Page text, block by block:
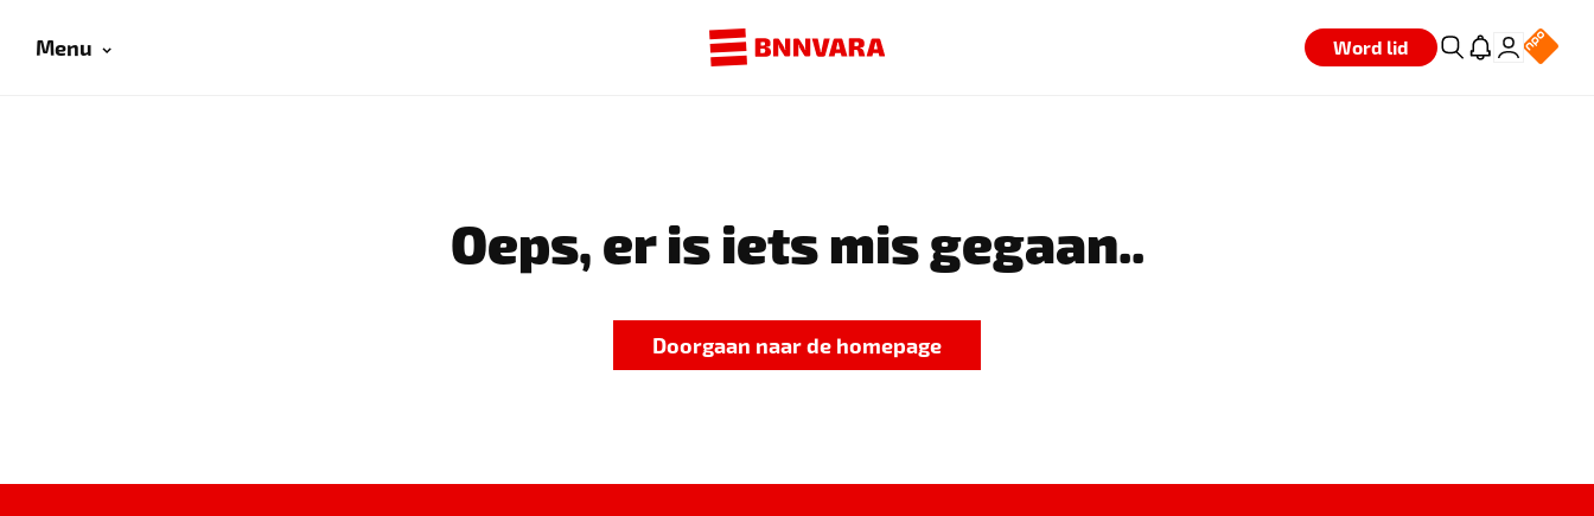
Menu Word lid
Oeps, er is iets mis gegaan..
Doorgaan naar de homepage